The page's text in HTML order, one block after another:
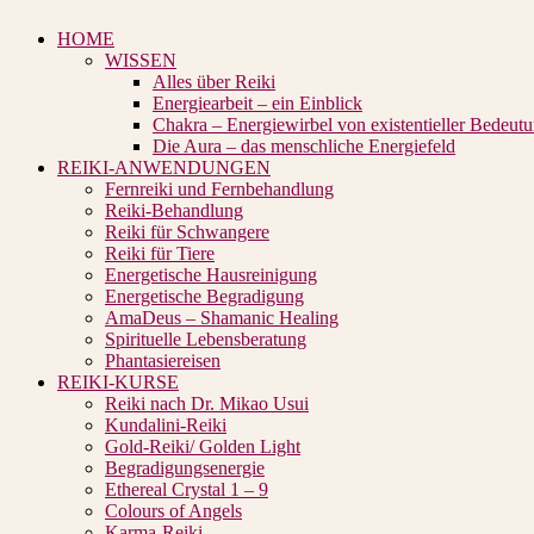
HOME
WISSEN
Alles über Reiki
Energiearbeit – ein Einblick
Chakra – Energiewirbel von existentieller
Die Aura – das menschliche Energiefeld
REIKI-ANWENDUNGEN
Fernreiki und Fernbehandlung
Reiki-Behandlung
Reiki für Schwangere
Reiki für Tiere
Energetische Hausreinigung
Energetische Begradigung
AmaDeus – Shamanic Healing
Spirituelle Lebensberatung
Phantasiereisen
REIKI-KURSE
Reiki nach Dr. Mikao Usui
Kundalini-Reiki
Gold-Reiki/ Golden Light
Begradigungsenergie
Ethereal Crystal 1 – 9
Colours of Angels